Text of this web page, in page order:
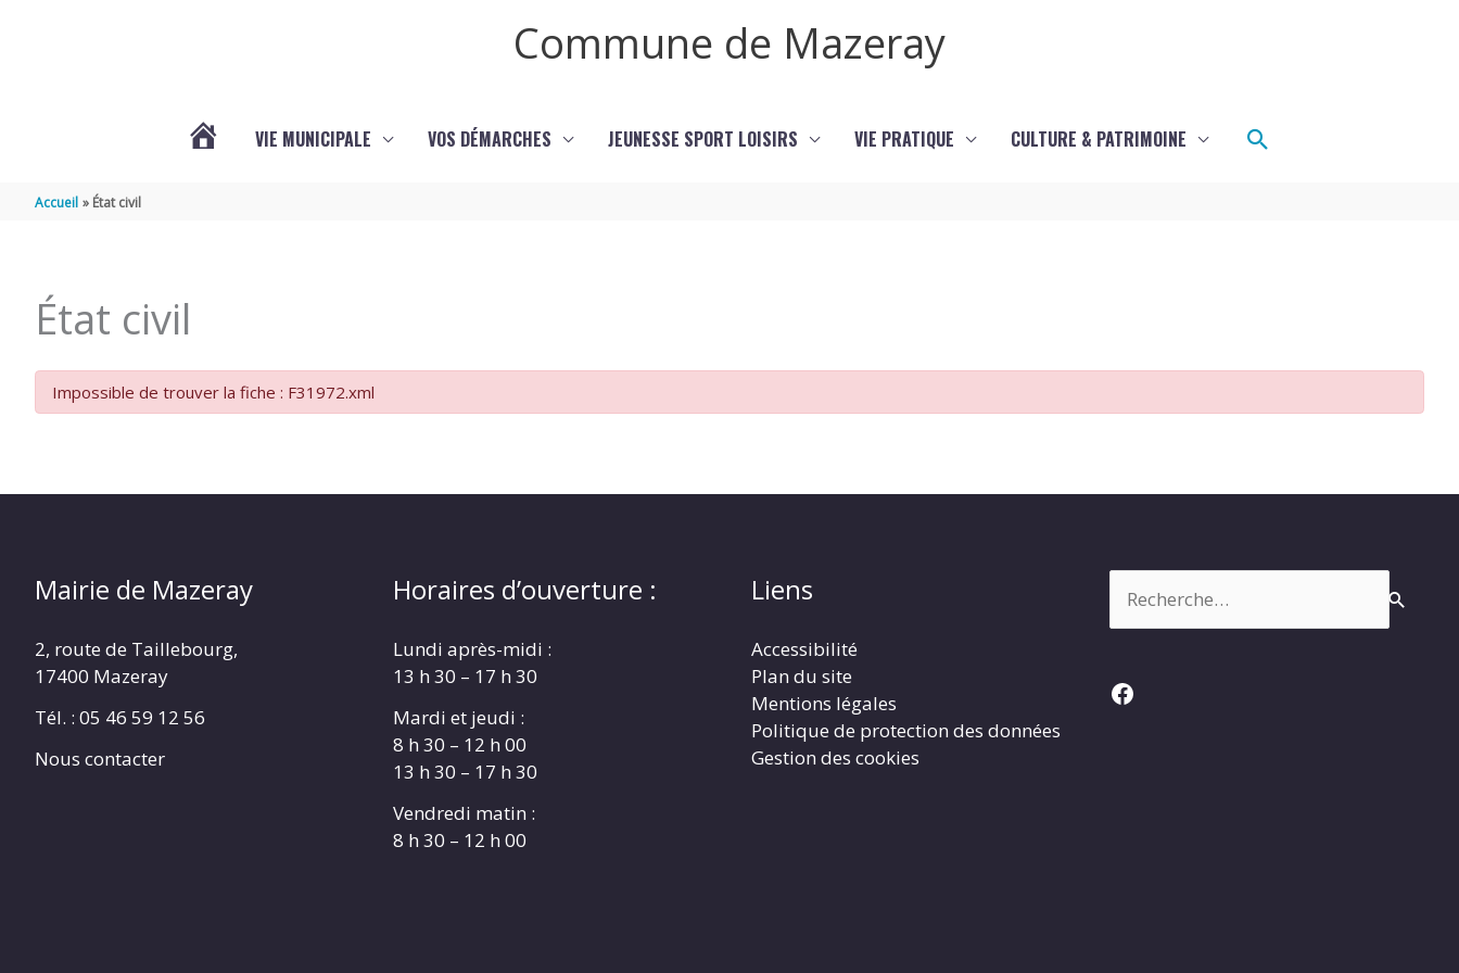
Commune de Mazeray
MAZERAY
VIE MUNICIPALE VOS DÉMARCHES JEUNESSE SPORT LOISIRS VIE PRATIQUE CULTURE & PATRIMOINE Rechercher
Accueil État civil
État civil
Impossible de trouver la fiche : F31972.xml
Mairie de Mazeray
2, route de Taillebourg,
17400 Mazeray
Tél. : 05 46 59 12 56
Nous contacter
Horaires d’ouverture :
Lundi après-midi :
13 h 30 – 17 h 30
Mardi et jeudi :
8 h 30 – 12 h 00
13 h 30 – 17 h 30
Vendredi matin :
8 h 30 – 12 h 00
Liens
Accessibilité
Plan du site
Mentions légales
Politique de protection des données
Gestion des cookies
Facebook